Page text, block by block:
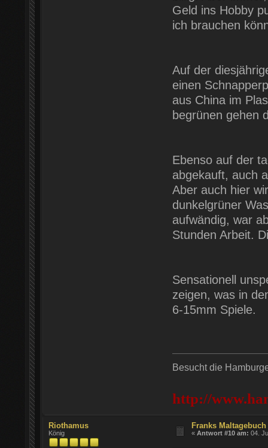
Geld ins Hobby
ich brauchen
Auf der
einen
aus China im
begrünen gehen
Ebenso auf der
abgekauft, auch
Aber auch hier
dunkelgrüner
aufwändig, war
Stunden Arbeit.
Sensationell
zeigen, was in
6-15mm Spiele.
Besucht die
http://
Riothamus
König
Franks
«Antwort #10 am: 04.